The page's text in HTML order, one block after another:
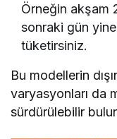
Örneğin akşam
sonraki gün yine
tüketirsiniz.
Bu modellerin
varyasyonları da
sürdürülebilir